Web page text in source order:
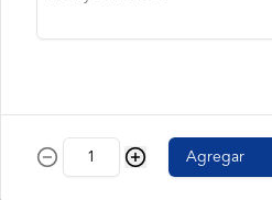
Agregar